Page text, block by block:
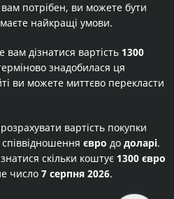
потрібен, ви можете бути
найкращі умови.
дізнатися вартість 1300
знадобилася ця
ви можете миттєво перекласти
вартість покупки
співвідношення євро до доларі.
скільки коштує 1300 євро
число 7 серпня 2026.